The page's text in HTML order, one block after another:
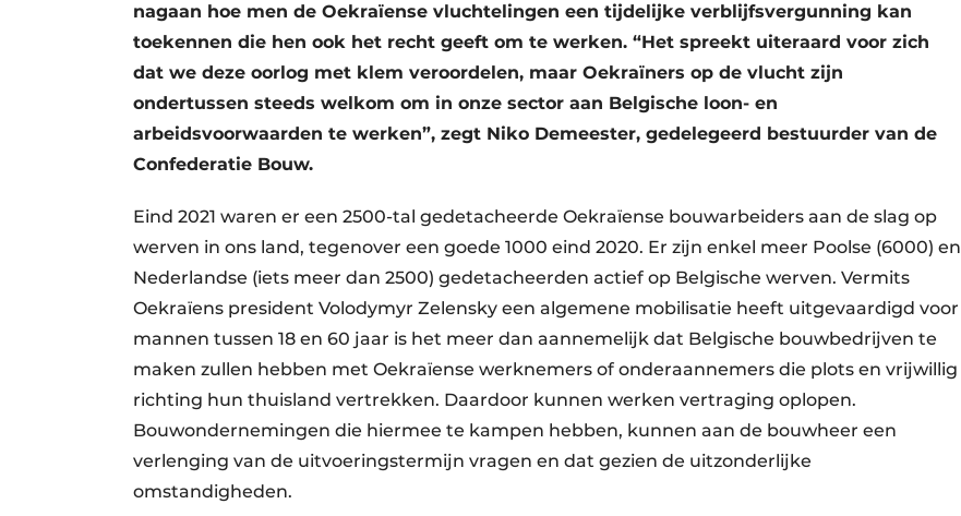
nagaan hoe men de Oekraïense vluchtelingen een tijdelijke verblijfsvergunning kan
toekennen die hen ook het recht geeft om te werken. “Het spreekt uiteraard voor zich
dat we deze oorlog met klem veroordelen, maar Oekraïners op de vlucht zijn
ondertussen steeds welkom om in onze sector aan Belgische loon- en
arbeidsvoorwaarden te werken”, zegt Niko Demeester, gedelegeerd bestuurder van de
Confederatie Bouw.
Eind 2021 waren er een 2500-tal gedetacheerde Oekraïense bouwarbeiders aan de slag op
werven in ons land, tegenover een goede 1000 eind 2020. Er zijn enkel meer Poolse (6000) en
Nederlandse (iets meer dan 2500) gedetacheerden actief op Belgische werven. Vermits
Oekraïens president Volodymyr Zelensky een algemene mobilisatie heeft uitgevaardigd voor
mannen tussen 18 en 60 jaar is het meer dan aannemelijk dat Belgische bouwbedrijven te
maken zullen hebben met Oekraïense werknemers of onderaannemers die plots en vrijwillig
richting hun thuisland vertrekken. Daardoor kunnen werken vertraging oplopen.
Bouwondernemingen die hiermee te kampen hebben, kunnen aan de bouwheer een
verlenging van de uitvoeringstermijn vragen en dat gezien de uitzonderlijke
omstandigheden.